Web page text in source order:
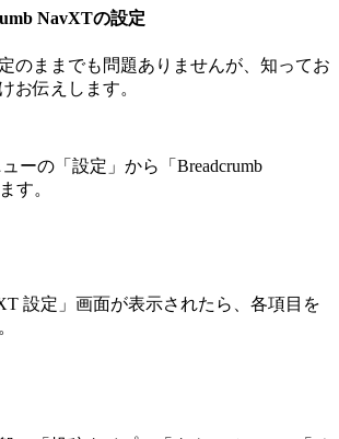
NavXTの設定
のままでも問題ありませんが、知ってお
お伝えします。
ーの「設定」から「Breadcrumb
す。
設定」画面が表示されたら、各項目を